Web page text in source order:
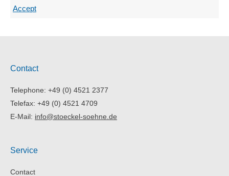
Accept
Contact
Telephone: +49 (0) 4521 2377
Telefax: +49 (0) 4521 4709
E-Mail: info@stoeckel-soehne.de
Service
Contact